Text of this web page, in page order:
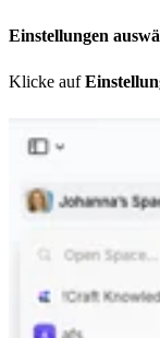
Einstellungen
Klicke auf